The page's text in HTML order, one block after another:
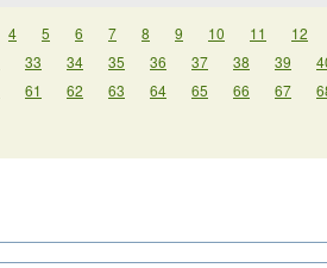
4 5 6 7 8 9 10 11
12
33 34 35 36 37 38 39
61 62 63 64 65 66 67